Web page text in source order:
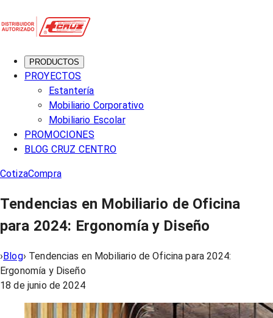
PRODUCTOS
PROYECTOS
Estantería
Mobiliario Corporativo
Mobiliario Escolar
PROMOCIONES
BLOG CRUZ CENTRO
CotizaCompra
Tendencias en Mobiliario de Oficina
para 2024: Ergonomía y Diseño
› Blog› Tendencias en Mobiliario de Oficina para 2024:
Ergonomía y Diseño
18 de junio de 2024